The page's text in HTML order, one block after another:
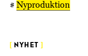
# Nyproduktion
NYHET